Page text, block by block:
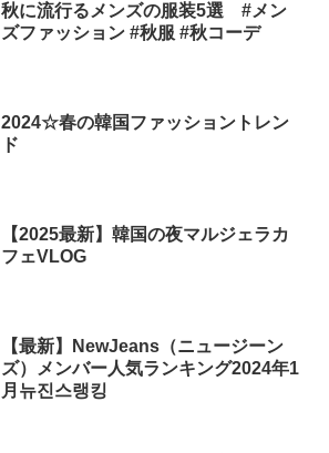
秋に流行るメンズの服装5選 #メン
ズファッション #秋服 #秋コーデ
2024☆春の韓国ファッショントレン
ド
【2025最新】韓国の夜マルジェラカ
フェVLOG
【最新】NewJeans（ニュージーン
ズ）メンバー人気ランキング2024年1
月뉴진스랭킹